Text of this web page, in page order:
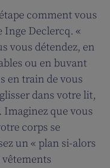
comment vous
Inge Declercq. «
vous détendez, en
ou en buvant
en train de vous
dans votre lit,
que vous
corps se
un « plan si-alors
vêtements